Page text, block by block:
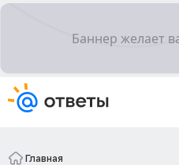
Главная